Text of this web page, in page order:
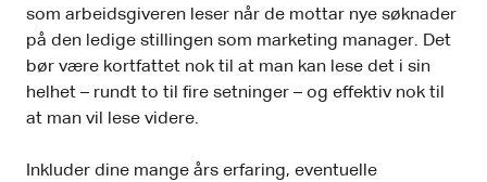
som arbeidsgiveren leser når de mottar nye søknader
på den ledige stillingen som marketing manager. Det
bør være kortfattet nok til at man kan lese det i sin
helhet – rundt to til fire setninger – og effektiv nok til
at man vil lese videre.
Inkluder dine mange års erfaring, eventuelle